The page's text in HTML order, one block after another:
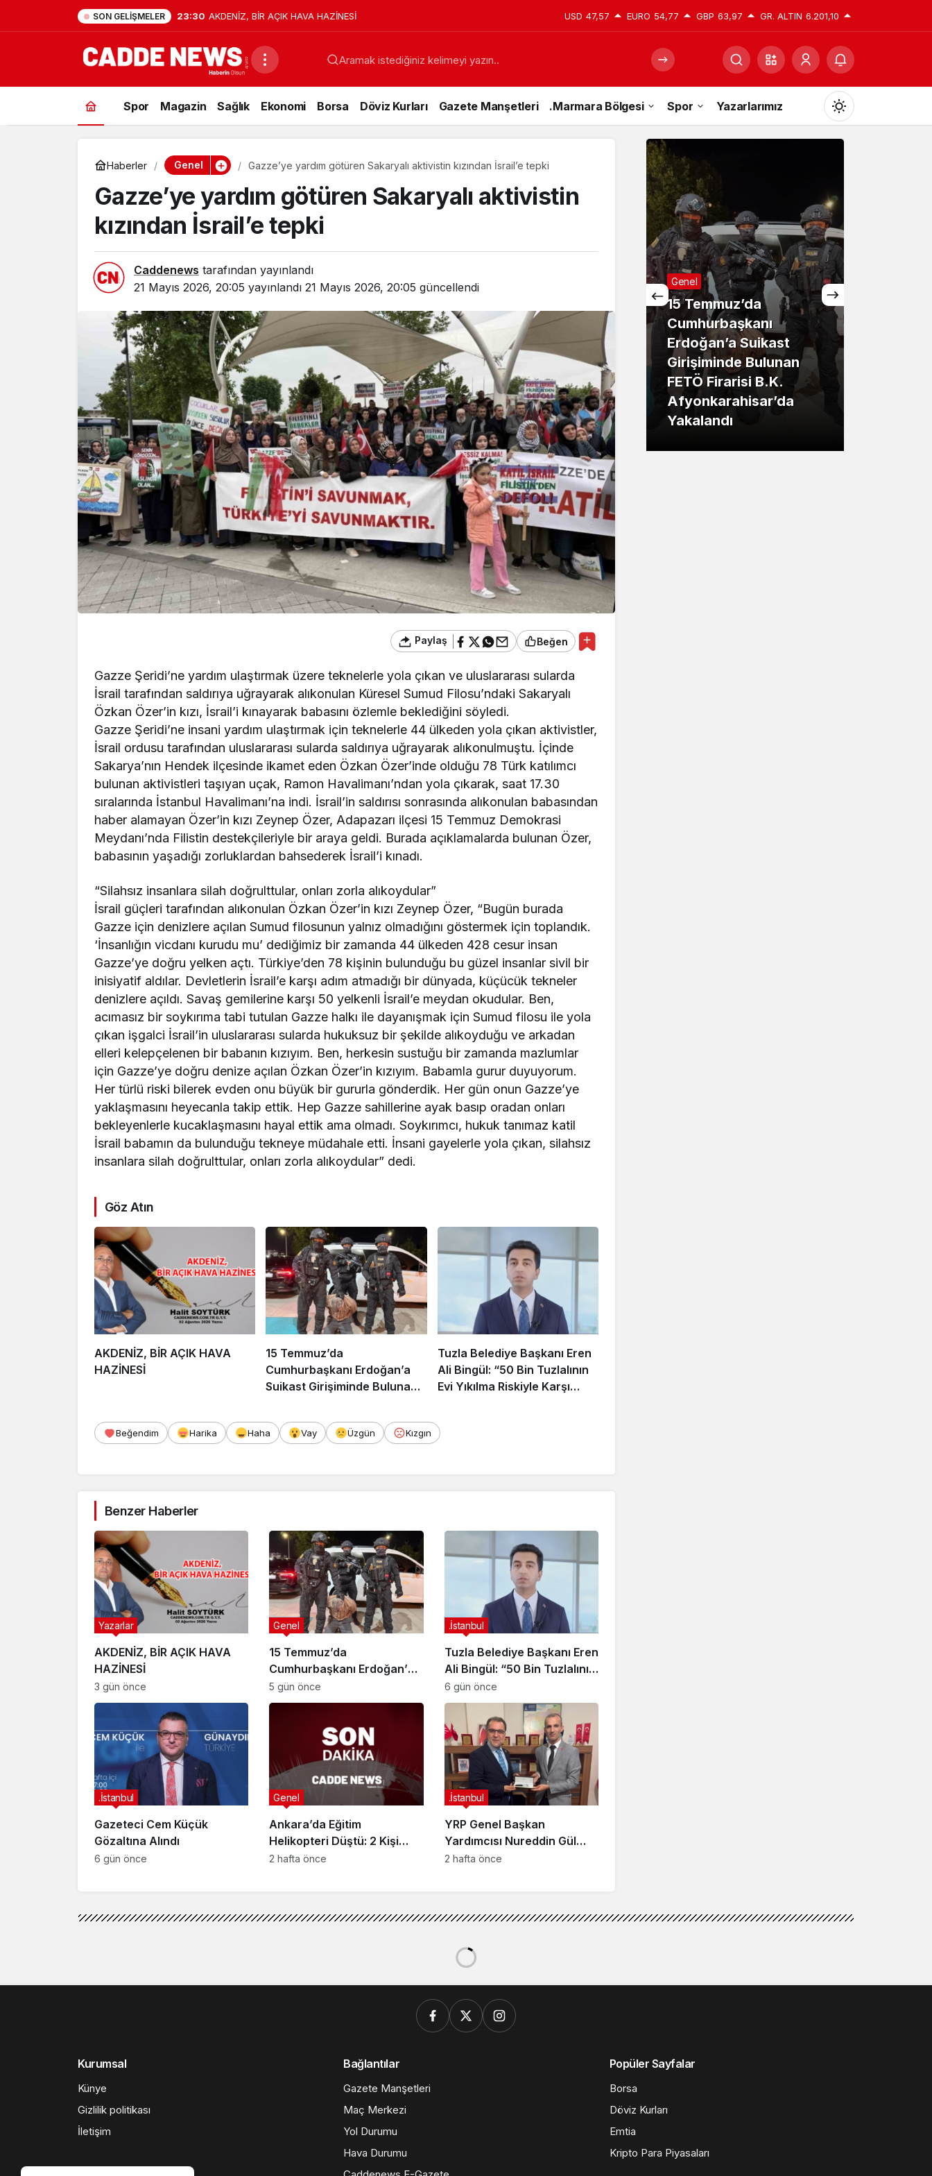
SON GELIŞMELER 23:30 AKDENİZ, BİR AÇIK HAVA HAZİNESİ USD 47,57 EURO 54,77 GBP 63,97 GR. ALTIN 6.201,10
Aramak istediğiniz kelimeyi yazın..
Spor Magazin Sağlık Ekonomi Borsa Döviz Kurları Gazete Manşetleri .Marmara Bölgesi Spor Yazarlarımız
Mod
değiştir
Gündüz Modu
Gündüz modunu seçin.
Gece Modu
Gece modunu seçin.
Sistem Modu
Sistem modunu seçin.
Haberler Genel Gazze’ye yardım götüren Sakaryalı aktivistin kızından İsrail’e tepki
Gazze’ye yardım götüren Sakaryalı aktivistin
kızından İsrail’e tepki
Caddenews tarafından yayınlandı
21 Mayıs 2026, 20:05 yayınlandı 21 Mayıs 2026, 20:05 güncellendi
Paylaş Beğen
Gazze Şeridi’ne yardım ulaştırmak üzere teknelerle yola çıkan ve uluslararası sularda
İsrail tarafından saldırıya uğrayarak alıkonulan Küresel Sumud Filosu’ndaki Sakaryalı
Özkan Özer’in kızı, İsrail’i kınayarak babasını özlemle beklediğini söyledi.
Gazze Şeridi’ne insani yardım ulaştırmak için teknelerle 44 ülkeden yola çıkan aktivistler,
İsrail ordusu tarafından uluslararası sularda saldırıya uğrayarak alıkonulmuştu. İçinde
Sakarya’nın Hendek ilçesinde ikamet eden Özkan Özer’inde olduğu 78 Türk katılımcı
bulunan aktivistleri taşıyan uçak, Ramon Havalimanı’ndan yola çıkarak, saat 17.30
sıralarında İstanbul Havalimanı’na indi. İsrail’in saldırısı sonrasında alıkonulan babasından
haber alamayan Özer’in kızı Zeynep Özer, Adapazarı ilçesi 15 Temmuz Demokrasi
Meydanı’nda Filistin destekçileriyle bir araya geldi. Burada açıklamalarda bulunan Özer,
babasının yaşadığı zorluklardan bahsederek İsrail’i kınadı.
“Silahsız insanlara silah doğrulttular, onları zorla alıkoydular”
İsrail güçleri tarafından alıkonulan Özkan Özer’in kızı Zeynep Özer, “Bugün burada
Gazze için denizlere açılan Sumud filosunun yalnız olmadığını göstermek için toplandık.
‘İnsanlığın vicdanı kurudu mu’ dediğimiz bir zamanda 44 ülkeden 428 cesur insan
Gazze’ye doğru yelken açtı. Türkiye’den 78 kişinin bulunduğu bu güzel insanlar sivil bir
inisiyatif aldılar. Devletlerin İsrail’e karşı adım atmadığı bir dünyada, küçücük tekneler
denizlere açıldı. Savaş gemilerine karşı 50 yelkenli İsrail’e meydan okudular. Ben,
acımasız bir soykırıma tabi tutulan Gazze halkı ile dayanışmak için Sumud filosu ile yola
çıkan işgalci İsrail’in uluslararası sularda hukuksuz bir şekilde alıkoyduğu ve arkadan
elleri kelepçelenen bir babanın kızıyım. Ben, herkesin sustuğu bir zamanda mazlumlar
için Gazze’ye doğru denize açılan Özkan Özer’in kızıyım. Babamla gurur duyuyorum.
Her türlü riski bilerek evden onu büyük bir gururla gönderdik. Her gün onun Gazze’ye
yaklaşmasını heyecanla takip ettik. Hep Gazze sahillerine ayak basıp oradan onları
bekleyenlerle kucaklaşmasını hayal ettik ama olmadı. Soykırımcı, hukuk tanımaz katil
İsrail babamın da bulunduğu tekneye müdahale etti. İnsani gayelerle yola çıkan, silahsız
insanlara silah doğrulttular, onları zorla alıkoydular” dedi.
Göz Atın
AKDENİZ, BİR AÇIK HAVA
HAZİNESİ
15 Temmuz’da
Cumhurbaşkanı Erdoğan’a
Suikast Girişiminde Bulunan
Afyonkarahisar’da Yakalandı
Tuzla Belediye Başkanı Eren
Ali Bingül: “50 Bin Tuzlalının
Evi Yıkılma Riskiyle Karşı
Beğendim Harika Haha Vay Üzgün Kızgın
Benzer Haberler
AKDENİZ, BİR AÇIK HAVA
HAZİNESİ
Yazarlar
3 gün önce
15 Temmuz’da
Cumhurbaşkanı Erdoğan’a
Suikast Girişiminde Bulunan
FETÖ Firarisi B.K.
Yakalandı
Genel
5 gün önce
Tuzla Belediye Başkanı Eren
Ali Bingül: “50 Bin Tuzlalının
Evi Yıkılma Riskiyle Karşı
Karşıya”
.İstanbul
6 gün önce
Gazeteci Cem Küçük
Gözaltına Alındı
.İstanbul
6 gün önce
Ankara’da Eğitim
Helikopteri Düştü: 2 Kişi
Yaralandı
Genel
2 hafta önce
YRP Genel Başkan
Yardımcısı Nureddin Gül
Sancaktepe Teşkilatıyla Bir
.İstanbul
2 hafta önce
Yazarlar
AKDENİZ, BİR AÇIK
HAVA HAZİNESİ
Cumhurbaşkanı
Erdoğan’a Suikast
Girişiminde Bulunan
FETÖ Firarisi B.K.
Afyonkarahisar’da
Yakalandı
.İstanbul
Tuzla Belediye Başkanı
Eren Ali Bingül: “50 Bin
Tuzlalının Evi Yıkılma
Kurumsal
Künye
Gizlilik politikası
İletişim
Bağlantılar
Gazete Manşetleri
Maç Merkezi
Yol Durumu
Hava Durumu
Popüler Sayfalar
Borsa
Döviz Kurları
Emtia
Kripto Para Piyasaları